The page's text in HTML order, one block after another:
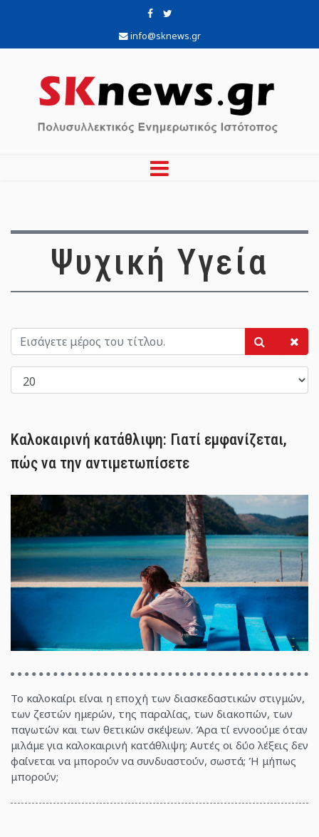
info@sknews.gr
Ψυχική Υγεία
Καλοκαιρινή κατάθλιψη: Γιατί εμφανίζεται,
πώς να την αντιμετωπίσετε
Το καλοκαίρι είναι η εποχή των διασκεδαστικών στιγμών,
των ζεστών ημερών, της παραλίας, των διακοπών, των
παγωτών και των θετικών σκέψεων. Άρα τί εννοούμε όταν
μιλάμε για καλοκαιρινή κατάθλιψη; Αυτές οι δύο λέξεις δεν
φαίνεται να μπορούν να συνδυαστούν, σωστά; Ή μήπως
μπορούν;